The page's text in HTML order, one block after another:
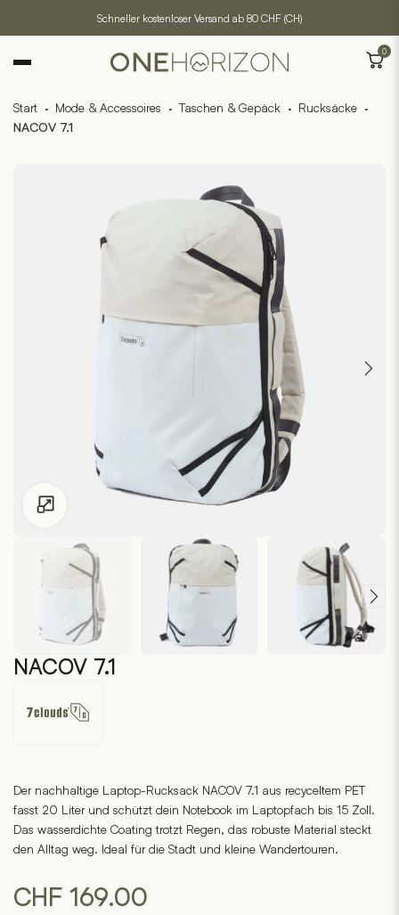
Schneller kostenloser Versand ab 80 CHF (CH)
0
Start · Mode & Accessoires · Taschen & Gepäck · Rucksäcke ·
NACOV 7.1
Zum Vergrössern klicken
NACOV 7.1
Der nachhaltige Laptop-Rucksack NACOV 7.1 aus recyceltem PET
fasst 20 Liter und schützt dein Notebook im Laptopfach bis 15 Zoll.
Das wasserdichte Coating trotzt Regen, das robuste Material steckt
den Alltag weg. Ideal für die Stadt und kleine Wandertouren.
CHF 169.00